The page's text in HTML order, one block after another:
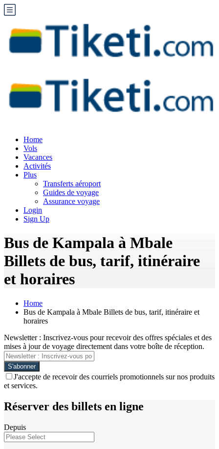
Home
Vols
Vacances
Activités
Plus
Transferts aéroport
Guides de voyage
Assurance voyage
Login
Sign Up
Bus de Kampala à Mbale
Billets de bus, tarif, itinéraire
et horaires
Home
Bus de Kampala à Mbale Billets de bus, tarif, itinéraire et
horaires
Newsletter : Inscrivez-vous pour recevoir des offres spéciales et des
mises à jour de voyage directement dans votre boîte de réception.
J'accepte de recevoir des courriels promotionnels sur nos produits
et services.
Réserver des billets en ligne
Depuis